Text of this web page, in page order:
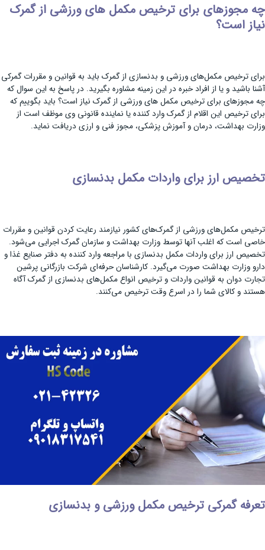
چه مجوزهای برای ترخیص مکمل های ورزشی از گمرک
نیاز است؟
برای ترخیص مکمل‌های ورزشی و بدنسازی از گمرک باید به قوانین و مقررات گمرکی
آشنا باشید و یا از افراد خبره در این زمینه مشاوره بگیرید. در پاسخ به این سوال که
چه مجوزهای برای ترخیص مکمل های ورزشی از گمرک نیاز است؟ باید بگوییم که
برای ترخیص این اقلام از گمرک وارد کننده یا نماینده قانونی وی موظف است از
وزارت بهداشت، درمان و آموزش پزشکی، مجوز فنی و ارزی دریافت نماید.
تخصیص ارز برای واردات مکمل بدنسازی
ترخیص مکمل‌های ورزشی از گمرک‌های کشور نیازمند رعایت کردن قوانین و مقررات
خاصی است که اغلب آنها توسط وزارت بهداشت و سازمان گمرک اجرایی می‌شود.
تخصیص ارز برای واردات مکمل بدنسازی با مراجعه وارد کننده به دفتر صنایع غذا و
دارو وزارت بهداشت صورت می‌گیرد. کارشناسان حرفه‌ای شرکت بازرگانی پرشین
تجارت دوان به قوانین واردات و ترخیص انواع مکمل‌های بدنسازی از گمرک آگاه
هستند و کالای شما را در اسرع وقت ترخیص می‌کنند.
تعرفه گمرکی ترخیص مکمل ورزشی و بدنسازی